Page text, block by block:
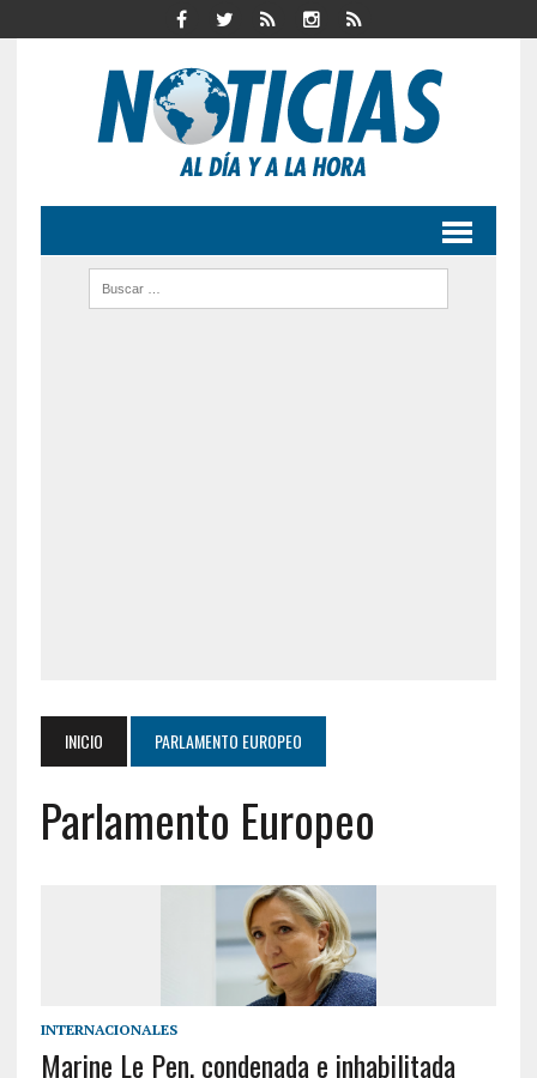
INICIO PARLAMENTO EUROPEO
Parlamento Europeo
INTERNACIONALES
Marine Le Pen, condenada e inhabilitada